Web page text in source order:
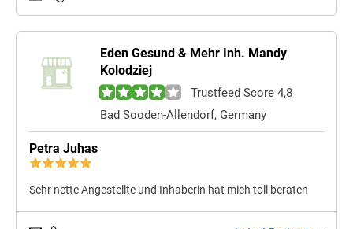
Eden Gesund & Mehr Inh. Mandy
Kolodziej
Trustfeed Score 4,8
Bad Sooden-Allendorf, Germany
Petra Juhas
Sehr nette Angestellte und Inhaberin hat mich toll beraten